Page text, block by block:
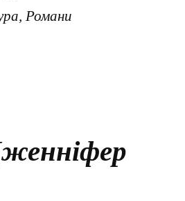
Романи